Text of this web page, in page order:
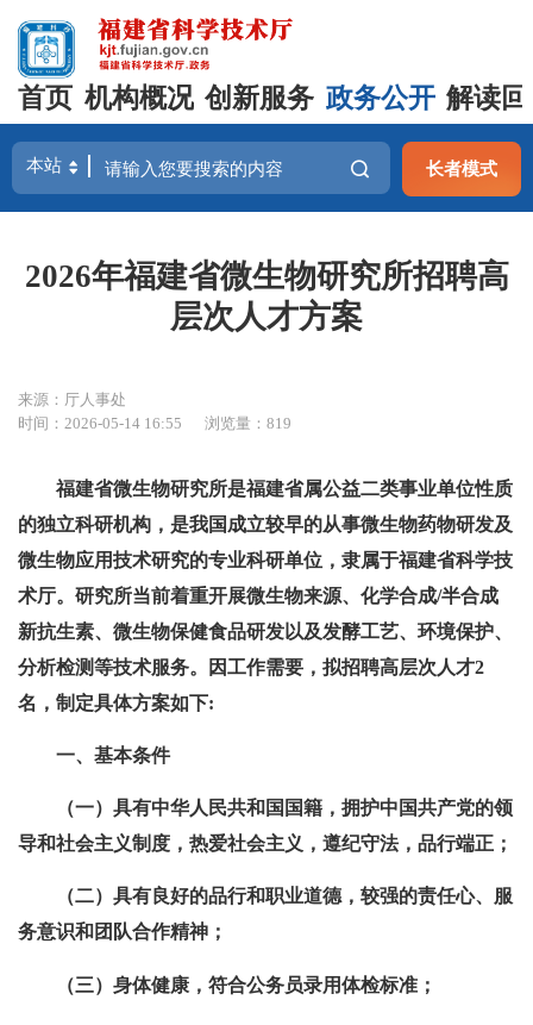
首页 机构概况 创新服务 政务公开 解读
长者模式
2026年福建省微生物研究所招聘高
层次人才方案
来源：厅人事处
时间：2026-05-14 16:55
浏览量：819
福建省微生物研究所是福建省属公益二类事业单位性质
的独立科研机构，是我国成立较早的从事微生物药物研发及
微生物应用技术研究的专业科研单位，隶属于福建省科学技
术厅。研究所当前着重开展微生物来源、化学合成/半合成
新抗生素、微生物保健食品研发以及发酵工艺、环境保护、
分析检测等技术服务。因工作需要，拟招聘高层次人才2
名，制定具体方案如下:
一、基本条件
（一）具有中华人民共和国国籍，拥护中国共产党的领
导和社会主义制度，热爱社会主义，遵纪守法，品行端正；
（二）具有良好的品行和职业道德，较强的责任心、服
务意识和团队合作精神；
（三）身体健康，符合公务员录用体检标准；